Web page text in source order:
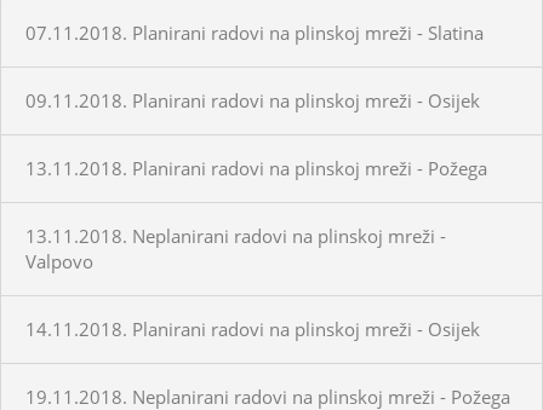
07.11.2018. Planirani radovi na plinskoj mreži - Slatina
09.11.2018. Planirani radovi na plinskoj mreži - Osijek
13.11.2018. Planirani radovi na plinskoj mreži - Požega
13.11.2018. Neplanirani radovi na plinskoj mreži -
Valpovo
14.11.2018. Planirani radovi na plinskoj mreži - Osijek
19.11.2018. Neplanirani radovi na plinskoj mreži - Požega